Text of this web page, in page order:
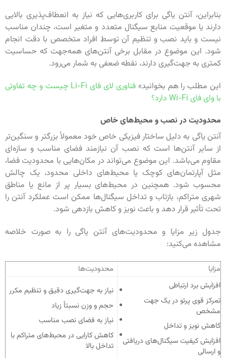
بنابراین، آنتن یاگی برای کاربری‌هایی که نیاز به انعطاف‌پذیری بالایی
دارند یا موقعیت منابع سیگنال متعدد و متغیر است، چندان مناسب
نیست و باید نصب و تنظیم آن توسط افراد متخصص با دقت انجام
شود. این موضوع در مقابل برخی آنتن‌های همه‌جهت که حساسیت
کمتری به جهت‌گیری دارند، نقطه ضعفی به شمار می‌رود.
این مطلب را هم بخوانید»
فناوری لای فای Li-Fi چیست و چه تفاوتی
با وای فای Wi-Fi دارد؟
محدودیت در نصب و محیط‌های خاص
آنتن یاگی به دلیل ساختار فیزیکی خاص خود معمولاً بزرگتر و سنگین‌تر
از سایر آنتن‌ها است که نصب آن نیازمند فضای مناسب و سازه‌ای
مقاوم می‌باشد. این موضوع می‌تواند در مکان‌هایی با محدودیت فضا،
مثل آپارتمان‌های کوچک یا محیط‌های داخلی محدود، یک چالش
محسوب شود. همچنین در محیط‌های بسیار پر از مانع یا مناطق
شهری متراکم، بازتاب و تداخل سیگنال‌ها ممکن است عملکرد آنتن را
تحت تأثیر قرار دهد و باعث نویز و کاهش بازدهی شود.
جدول زیر مزایا و محدودیت‌های آنتن یاگی را به صورت خلاصه
مشاهده می‌کنید:
مزایا
محدودیت‌ها
افزایش برد ارتباطی
تمرکز قوی پرتو در یک جهت
مشخص
کاهش نویز و تداخل
افزایش کیفیت سیگنال‌های دریافتی
و ارسالی
نیاز به جهت‌گیری دقیق و تنظیم مکرر
حجم و وزن نسبتاً زیاد
نیاز به فضای نصب مناسب
کاهش کارایی در محیط‌های متراکم با
تداخل بالا